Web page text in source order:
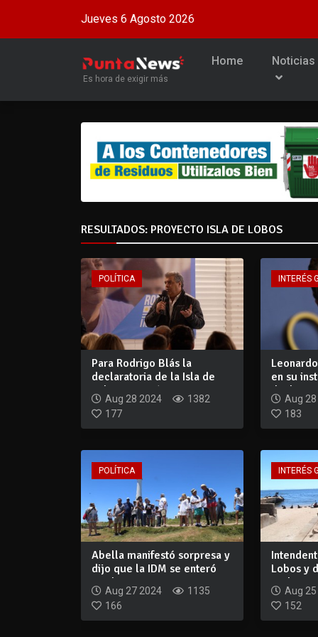
Jueves 6 Agosto 2026
Es hora de exigir más
Home Noticias
RESULTADOS: PROYECTO ISLA DE LOBOS
POLÍTICA
Para Rodrigo Blás la
declaratoria de la Isla de
Lobos como á...
Aug 28 2024
1382
177
INTERÉS
en su
Aug
183
POLÍTICA
Abella manifestó sorpresa y
dijo que la IDM se enteró
por la...
Aug 27 2024
1135
166
INTERÉS
Lobos y
Aug
152